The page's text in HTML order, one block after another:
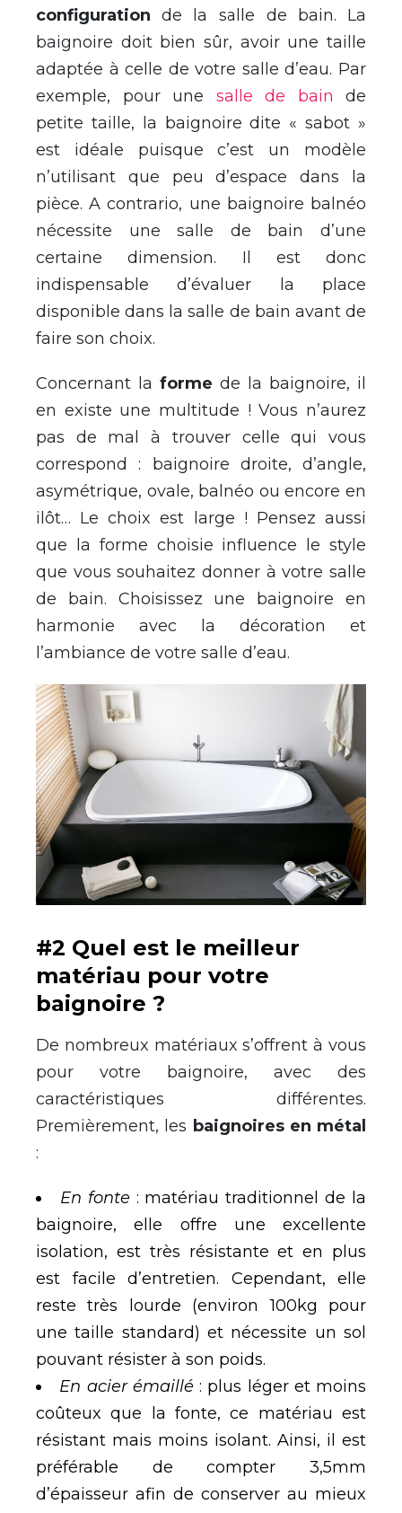
configuration de la salle de bain. La
baignoire doit bien sûr, avoir une taille
adaptée à celle de votre salle d’eau. Par
exemple, pour une salle de bain de
petite taille, la baignoire dite « sabot »
est idéale puisque c’est un modèle
n’utilisant que peu d’espace dans la
pièce. A contrario, une baignoire balnéo
nécessite une salle de bain d’une
certaine dimension. Il est donc
indispensable d’évaluer la place
disponible dans la salle de bain avant de
faire son choix.
Concernant la forme de la baignoire, il
en existe une multitude ! Vous n’aurez
pas de mal à trouver celle qui vous
correspond : baignoire droite, d’angle,
asymétrique, ovale, balnéo ou encore en
ilôt… Le choix est large ! Pensez aussi
que la forme choisie influence le style
que vous souhaitez donner à votre salle
de bain. Choisissez une baignoire en
harmonie avec la décoration et
l’ambiance de votre salle d’eau.
#2 Quel est le meilleur
matériau pour votre
baignoire ?
De nombreux matériaux s’offrent à vous
pour votre baignoire, avec des
caractéristiques différentes.
Premièrement, les baignoires en métal
:
En fonte : matériau traditionnel de la
baignoire, elle offre une excellente
isolation, est très résistante et en plus
est facile d’entretien. Cependant, elle
reste très lourde (environ 100kg pour
une taille standard) et nécessite un sol
pouvant résister à son poids.
En acier émaillé : plus léger et moins
coûteux que la fonte, ce matériau est
résistant mais moins isolant. Ainsi, il est
préférable de compter 3,5mm
d’épaisseur afin de conserver au mieux